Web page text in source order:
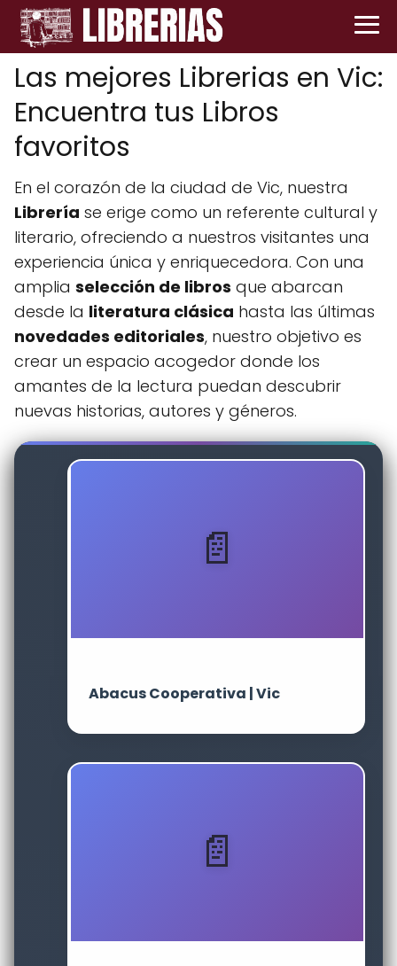
Las mejores Librerias en Vic:
Encuentra tus Libros
favoritos
En el corazón de la ciudad de Vic, nuestra
Librería se erige como un referente cultural y
literario, ofreciendo a nuestros visitantes una
experiencia única y enriquecedora. Con una
amplia selección de libros que abarcan
desde la literatura clásica hasta las últimas
novedades editoriales, nuestro objetivo es
crear un espacio acogedor donde los
amantes de la lectura puedan descubrir
nuevas historias, autores y géneros.
Abacus Cooperativa | Vic